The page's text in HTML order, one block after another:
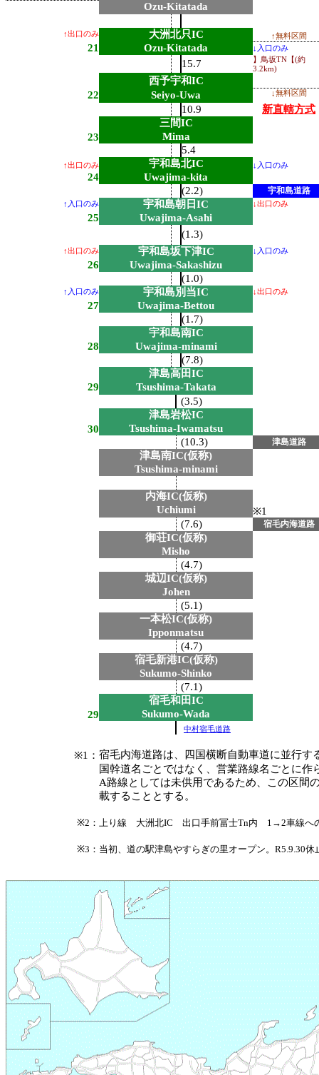
Ozu-Kitatada
↑出口のみ 大洲北只IC ↑無料区間
21 Ozu-Kitatada ↓入口のみ
15.7
】鳥坂TN【(約
3.2km)
西予宇和IC
22
Seiyo-Uwa ↓無料区間
10.9
新直轄方式
三間IC
23
Mima
5.4
↑出口のみ 宇和島北IC ↓入口のみ
24
Uwajima-kita
(2.2)
宇和島道路
↑入口のみ 宇和島朝日IC ↓出口のみ
25
Uwajima-Asahi
(1.3)
↑出口のみ 宇和島坂下津IC ↓入口のみ
26
Uwajima-Sakashizu
(1.0)
↑入口のみ 宇和島別当IC ↓出口のみ
27
Uwajima-Bettou
(1.7)
宇和島南IC
28
Uwajima-minami
(7.8)
津島高田IC
29
Tsushima-Takata
(3.5)
津島岩松IC
30
Tsushima-Iwamatsu
(10.3)
津島道路
津島南IC(仮称)
Tsushima-minami
内海IC(仮称)
Uchiumi
※1
(7.6)
宿毛内海道路
御荘IC(仮称)
Misho
(4.7)
城辺IC(仮称)
Johen
(5.1)
一本松IC(仮称)
Ipponmatsu
(4.7)
宿毛新港IC(仮称)
Sukumo-Shinko
(7.1)
宿毛和田IC
29
Sukumo-Wada
中村宿毛道路
※1： 宿毛内海道路は、四国横断自動車道に並行す
国幹道名ごとではなく、営業路線名ごとに
A路線としては未供用であるため、この区間
載することとする。
※2： 上り線 大洲北IC 出口手前冨士Tn内 1→2車線へ
※3： 当初、道の駅津島やすらぎの里オープン。R5.9.30